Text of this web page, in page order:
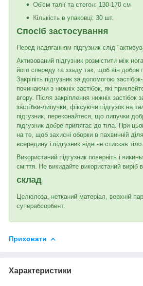
Об'єм талії та стегон: 130-170 см
Кількість в упаковці: 30 шт.
Спосіб застосування
Перед надяганням підгузник слід
Активований підгузник розмістити між
його спереду та ззаду так, щоб він добре
Закріпіть підгузник за допомогою
починаючи з нижніх застібок, які
вгору. Після закріплення нижніх застібок
застібки-липучки, фіксуючи підгузок на
підгузник, переконайтеся, що липучки
підгузник добре прилягає до тіла. При
на те, щоб захисні оборки в пахвинній
всередину і підгузник ніде не стискав тіло.
Використаний підгузник поверніть і
сміття. Не викидайте використаний виріб в
склад
Целюлоза, нетканий матеріал, верхній
суперабсорбент.
Приховати
Характеристики